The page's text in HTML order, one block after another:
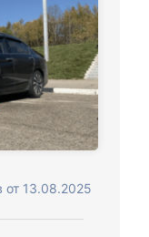
от 13.08.2025